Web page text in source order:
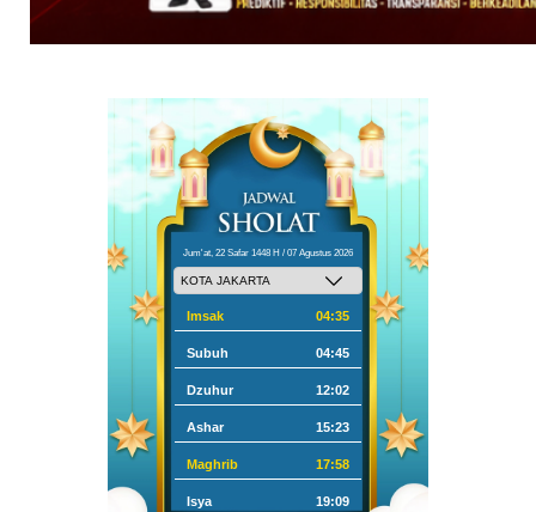
Jum'at, 22 Safar 1448 H / 07 Agustus 2026
Imsak 04:35
Subuh 04:45
Dzuhur 12:02
Ashar 15:23
Maghrib 17:58
Isya 19:09